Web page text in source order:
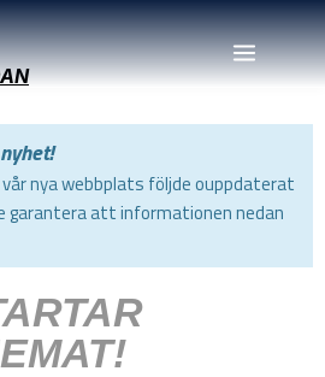
nya webbplats följde ouppdaterat
garantera att informationen nedan